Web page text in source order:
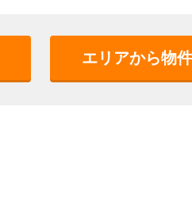
エリアから物